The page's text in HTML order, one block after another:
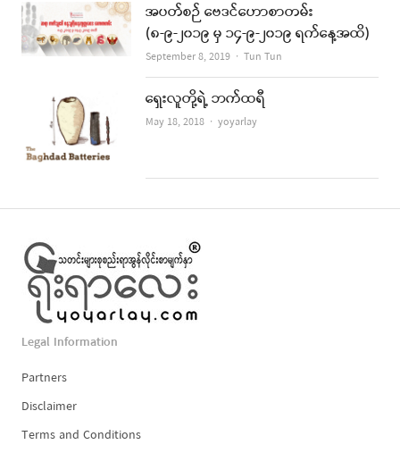
အပတ်စဉ် ဗေဒင်ဟောစာတမ်း
(၈-၉-၂၀၁၉ မှ ၁၄-၉-၂၀၁၉ ရက်နေ့အထိ)
September 8, 2019 Author
Tun Tun
ရှေးလူတို့ရဲ့ ဘက်ထရီ
May 18, 2018 Author
yoyarlay
Legal Information
Partners
Disclaimer
Terms and Conditions